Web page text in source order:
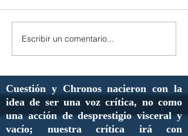
Escribir un comentario...
Cuestión y Chronos nacieron con la
idea de ser una voz crítica, no como
una acción de desprestigio visceral y
vacío; nuestra crítica irá con